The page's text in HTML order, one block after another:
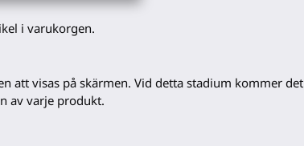
i varukorgen.
att visas på skärmen. Vid detta stadium kommer det
av varje produkt.